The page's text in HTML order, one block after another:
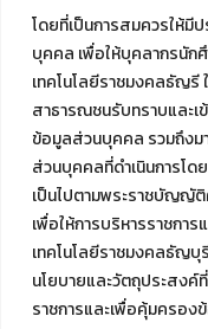
โดยที่เป็นการสมควรให้มี
บุคคล เพื่อให้บุคลากรนัก
เทคโนโลยีราชมงคลธัญรี
สาธารณชนรับทราบและเ
ข้อมูลส่วนบุคคล รวมถึง
ส่วนบุคคลที่ดำเนินการโด
เป็นไปตามพระราชบัญ
เพื่อให้การบริหารราชกา
เทคโนโลยีราชมงคลธัญบุ
นโยบายและวัตถุประสงค์
ราชการและเพื่อคุ้มครอ
งานบริการวิชาการใ
โครงการส่งเสริมแล
กิจกรรมการเชื่อมโ
เกษตร ภายใต้โครงกา
กรมส่งเสริมอุตสาหกรร
โครงการยกระดับเศ
ตำบล 1 มหาวิทยาลัย)